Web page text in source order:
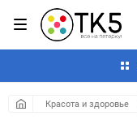
Красота и здоровье